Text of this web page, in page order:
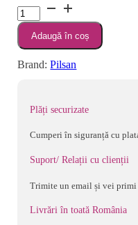
a
288,75 lei.
Cantitate
Tricicleta
Pilsan
Flipper
Adaugă în coș
Brand:Pilsan
Plăți securizate
Cumperi în siguranță cu
Suport/ Relații cu clienții
Trimite un email și vei primi
Livrări în toată România